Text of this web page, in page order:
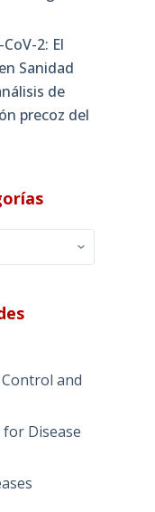
2: El
Sanidad
de
precoz del
and
for Disease